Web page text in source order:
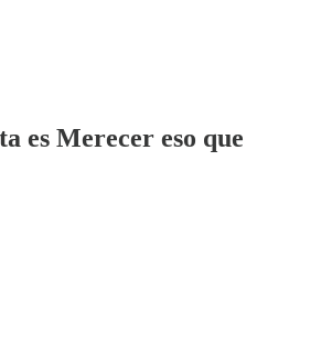
es Merecer eso que